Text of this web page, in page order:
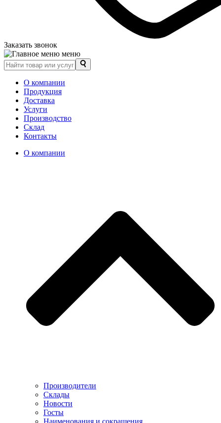
Заказать звонок
меню
О компании
Продукция
Доставка
Услуги
Производство
Склад
Контакты
О компании
Производители
Склады
Новости
Госты
Наименования и сокращения